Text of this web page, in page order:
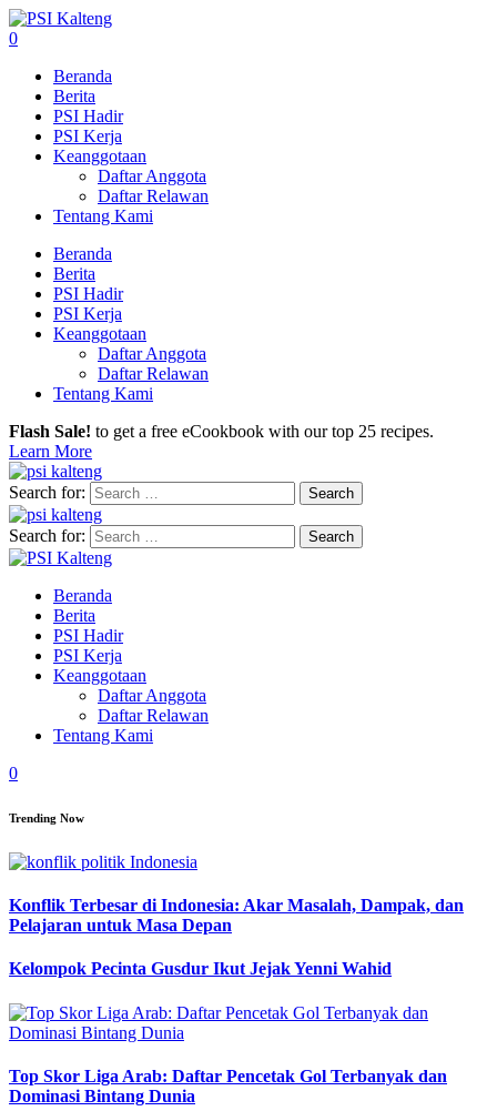
0
Beranda
Berita
PSI Hadir
PSI Kerja
Keanggotaan
Daftar Anggota
Daftar Relawan
Tentang Kami
Beranda
Berita
PSI Hadir
PSI Kerja
Keanggotaan
Daftar Anggota
Daftar Relawan
Tentang Kami
Flash Sale! to get a free eCookbook with our top 25 recipes.
Learn More
Search for:
Search for:
Beranda
Berita
PSI Hadir
PSI Kerja
Keanggotaan
Daftar Anggota
Daftar Relawan
Tentang Kami
0
Trending Now
Konflik Terbesar di Indonesia: Akar Masalah, Dampak, dan
Pelajaran untuk Masa Depan
Kelompok Pecinta Gusdur Ikut Jejak Yenni Wahid
Top Skor Liga Arab: Daftar Pencetak Gol Terbanyak dan
Dominasi Bintang Dunia